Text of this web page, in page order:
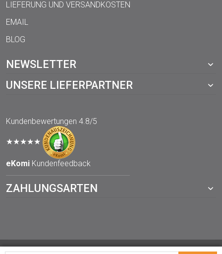
LIEFERUNG UND VERSANDKOSTEN
EMAIL
BLOG
NEWSLETTER
UNSERE LIEFERPARTNER
Kundenbewertungen 4.8/5
★★★★★
eKomi Kundenfeedback
ZAHLUNGSARTEN